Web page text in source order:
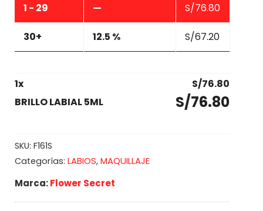
1 - 29 — S/76.80
30+ 12.5 % S/67.20
1x S/76.80
BRILLO LABIAL 5ML
S/76.80
SKU: F161S
Categorías: LABIOS, MAQUILLAJE
Marca:Flower Secret